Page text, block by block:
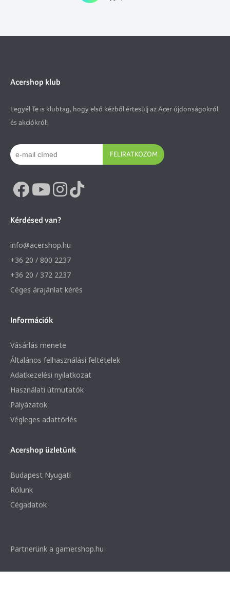
Acershop klub
Legyél Te is klubtag, hogy első kézből értesülj az Acer újdonságokról
és akciókról!
FELIRATKOZOM
Kérdésed van?
info@acer.shop.hu
+36 20 / 800 2237
+36 20 / 372 2237
Céges árajánlat kérés
Információk
Vásárlás menete
Általános felhasználási feltételek
Adatkezelési nyilatkozat
Használati útmutatók
Pályázatok
Végleges adattörlés
Acershop üzletünk
Budapest Nyugati
Rólunk
Cégadatok
Partnerünk a gamer.shop.hu